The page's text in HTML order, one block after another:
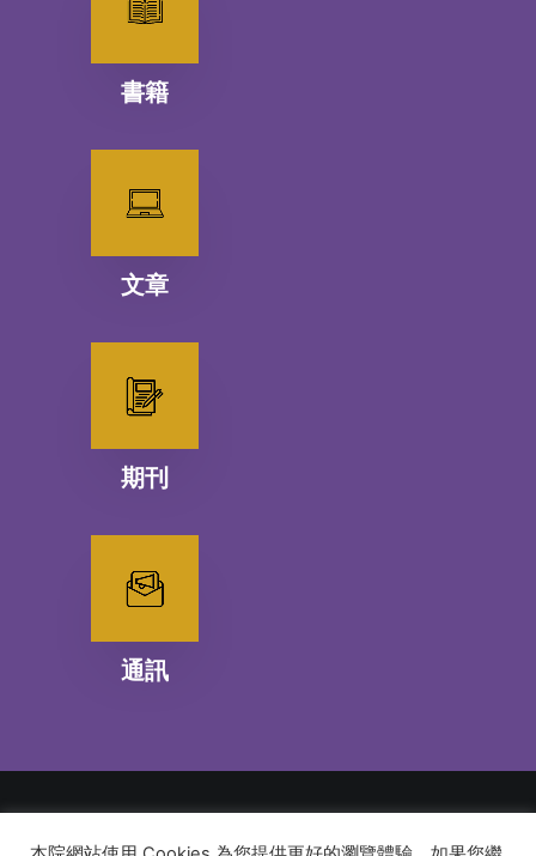
書籍
文章
期刊
通訊